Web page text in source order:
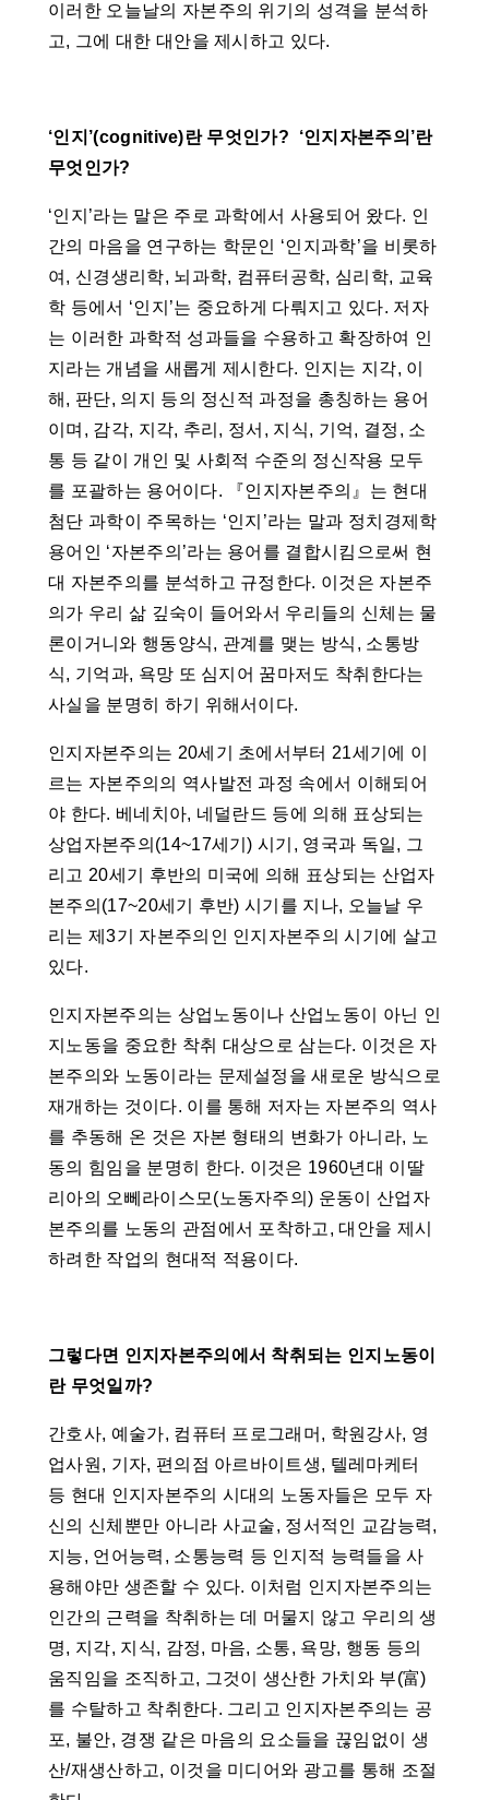
이러한 오늘날의 자본주의 위기의 성격을 분석하
고, 그에 대한 대안을 제시하고 있다.
‘인지’(cognitive)란 무엇인가? ‘인지자본주의’란
무엇인가?
‘인지’라는 말은 주로 과학에서 사용되어 왔다. 인
간의 마음을 연구하는 학문인 ‘인지과학’을 비롯하
여, 신경생리학, 뇌과학, 컴퓨터공학, 심리학, 교육
학 등에서 ‘인지’는 중요하게 다뤄지고 있다. 저자
는 이러한 과학적 성과들을 수용하고 확장하여 인
지라는 개념을 새롭게 제시한다. 인지는 지각, 이
해, 판단, 의지 등의 정신적 과정을 총칭하는 용어
이며, 감각, 지각, 추리, 정서, 지식, 기억, 결정, 소
통 등 같이 개인 및 사회적 수준의 정신작용 모두
를 포괄하는 용어이다. 『인지자본주의』는 현대
첨단 과학이 주목하는 ‘인지’라는 말과 정치경제학
용어인 ‘자본주의’라는 용어를 결합시킴으로써 현
대 자본주의를 분석하고 규정한다. 이것은 자본주
의가 우리 삶 깊숙이 들어와서 우리들의 신체는 물
론이거니와 행동양식, 관계를 맺는 방식, 소통방
식, 기억과, 욕망 또 심지어 꿈마저도 착취한다는
사실을 분명히 하기 위해서이다.
인지자본주의는 20세기 초에서부터 21세기에 이
르는 자본주의의 역사발전 과정 속에서 이해되어
야 한다. 베네치아, 네덜란드 등에 의해 표상되는
상업자본주의(14~17세기) 시기, 영국과 독일, 그
리고 20세기 후반의 미국에 의해 표상되는 산업자
본주의(17~20세기 후반) 시기를 지나, 오늘날 우
리는 제3기 자본주의인 인지자본주의 시기에 살고
있다.
인지자본주의는 상업노동이나 산업노동이 아닌 인
지노동을 중요한 착취 대상으로 삼는다. 이것은 자
본주의와 노동이라는 문제설정을 새로운 방식으로
재개하는 것이다. 이를 통해 저자는 자본주의 역사
를 추동해 온 것은 자본 형태의 변화가 아니라, 노
동의 힘임을 분명히 한다. 이것은 1960년대 이딸
리아의 오뻬라이스모(노동자주의) 운동이 산업자
본주의를 노동의 관점에서 포착하고, 대안을 제시
하려한 작업의 현대적 적용이다.
그렇다면 인지자본주의에서 착취되는 인지노동이
란 무엇일까?
간호사, 예술가, 컴퓨터 프로그래머, 학원강사, 영
업사원, 기자, 편의점 아르바이트생, 텔레마케터
등 현대 인지자본주의 시대의 노동자들은 모두 자
신의 신체뿐만 아니라 사교술, 정서적인 교감능력,
지능, 언어능력, 소통능력 등 인지적 능력들을 사
용해야만 생존할 수 있다. 이처럼 인지자본주의는
인간의 근력을 착취하는 데 머물지 않고 우리의 생
명, 지각, 지식, 감정, 마음, 소통, 욕망, 행동 등의
움직임을 조직하고, 그것이 생산한 가치와 부(富)
를 수탈하고 착취한다. 그리고 인지자본주의는 공
포, 불안, 경쟁 같은 마음의 요소들을 끊임없이 생
산/재생산하고, 이것을 미디어와 광고를 통해 조절